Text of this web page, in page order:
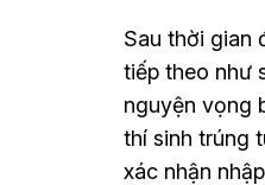
Sau thời gian
tiếp theo như
nguyện vọng
thí sinh trúng
xác nhận